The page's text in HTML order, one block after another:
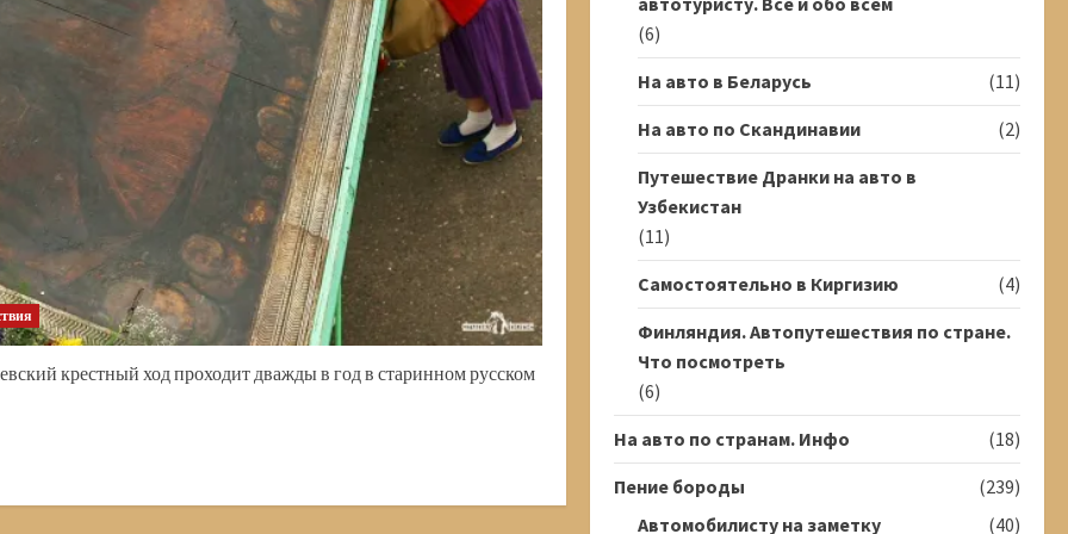
крестный ход проходит дважды в год в старинном русском
(6)
На авто в Беларусь
(11)
На авто по Скандинавии
(2)
Путешествие Дранки на авто в
Узбекистан
(11)
Самостоятельно в Киргизию
(4)
Финляндия. Автопутешествия по стране.
Что посмотреть
(6)
На авто по странам. Инфо
(18)
Пение бороды
(239)
Автомобилисту на заметку
(40)